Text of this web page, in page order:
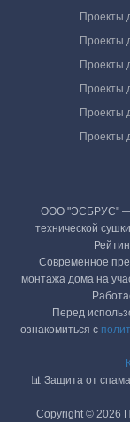
Проекты
Проекты
Проекты
Проекты
Проекты
Проекты
ООО "ЭСБРУС" —
технической
Современное
монтажа дома на
Перед
ознакомиться с
📊 Защита от
Copyright © 2026